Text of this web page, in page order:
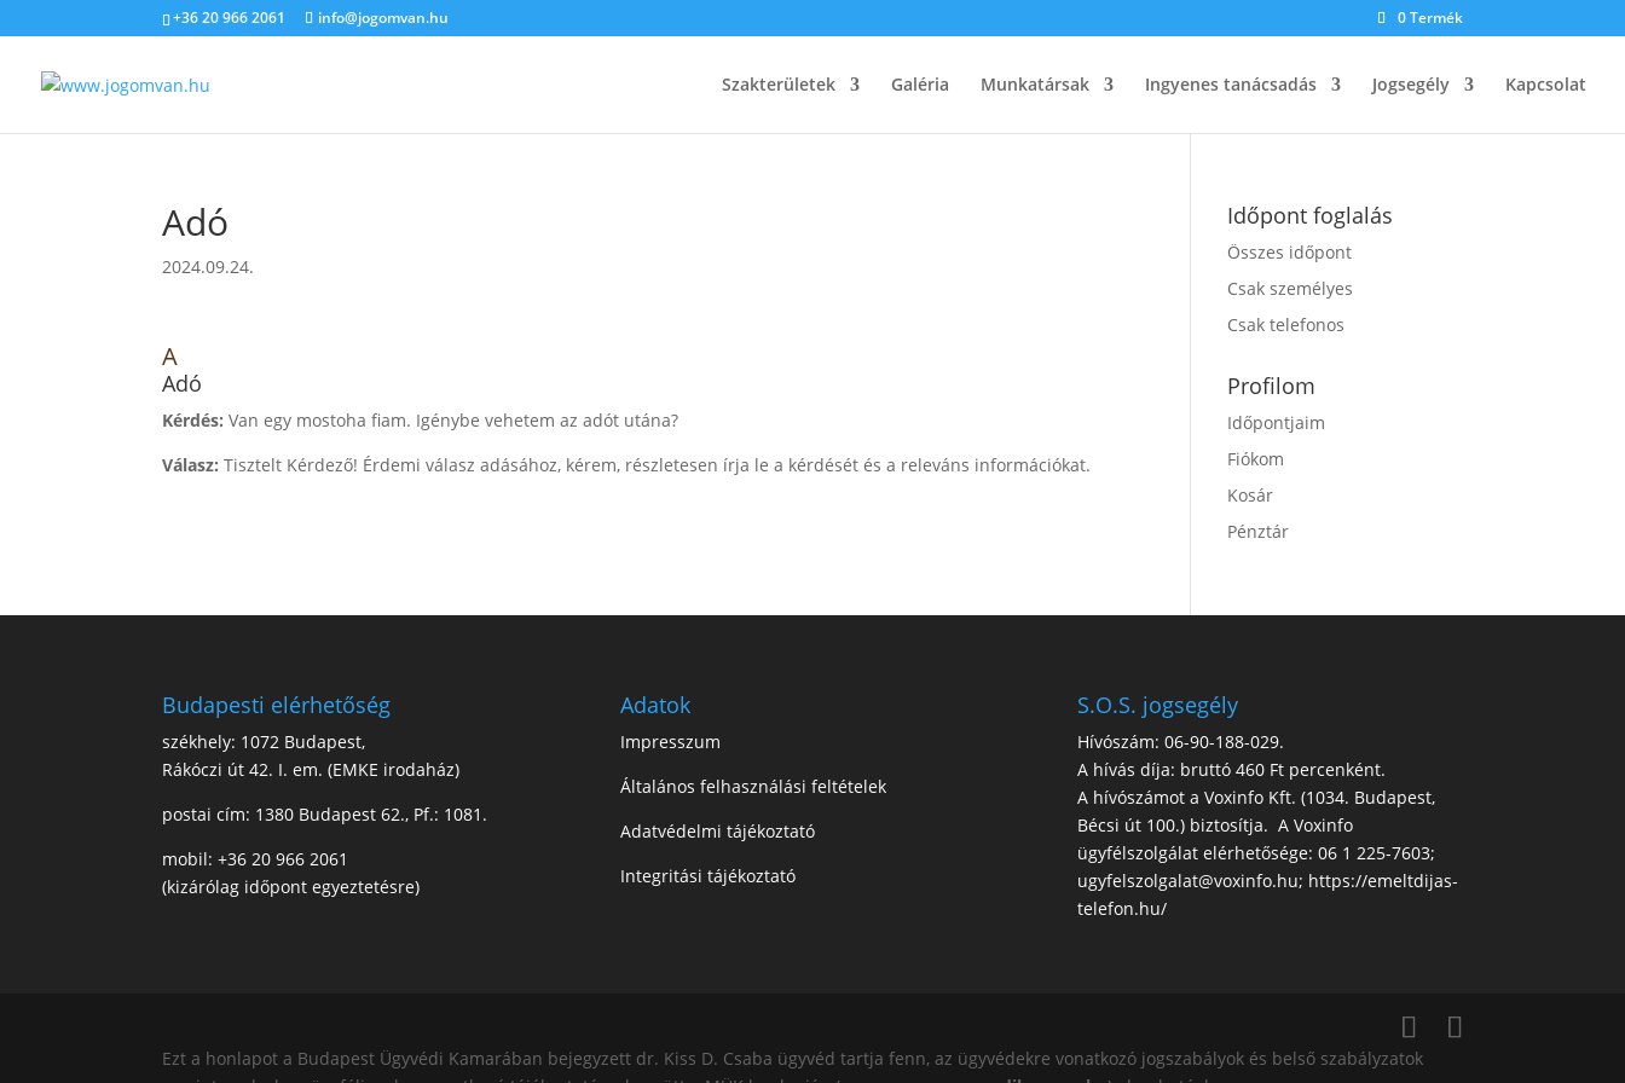
+36 20 966 2061 info@jogomvan.hu 0 Termék
Szakterületek Galéria Munkatársak Ingyenes tanácsadás Jogsegély Kapcsolat
Adó
2024.09.24.
A
Adó
Kérdés: Van egy mostoha fiam. Igénybe vehetem az adót utána?
Válasz: Tisztelt Kérdező! Érdemi válasz adásához, kérem, részletesen írja le a kérdését és a releváns információkat.
Időpont foglalás
Összes időpont
Csak személyes
Csak telefonos
Profilom
Időpontjaim
Fiókom
Kosár
Pénztár
Budapesti elérhetőség
székhely: 1072 Budapest,
Rákóczi út 42. I. em. (EMKE irodaház)
postai cím: 1380 Budapest 62., Pf.: 1081.
mobil: +36 20 966 2061
(kizárólag időpont egyeztetésre)
Adatok
Impresszum
Általános felhasználási feltételek
Adatvédelmi tájékoztató
Integritási tájékoztató
S.O.S. jogsegély
Hívószám: 06-90-188-029.
A hívás díja: bruttó 460 Ft percenként.
A hívószámot a Voxinfo Kft. (1034. Budapest,
Bécsi út 100.) biztosítja. A Voxinfo
ügyfélszolgálat elérhetősége: 06 1 225-7603;
ugyfelszolgalat@voxinfo.hu; https://emeltdijas-
telefon.hu/
Ezt a honlapot a Budapest Ügyvédi Kamarában bejegyzett dr. Kiss D. Csaba ügyvéd tartja fenn, az ügyvédekre vonatkozó jogszabályok és belső szabályzatok